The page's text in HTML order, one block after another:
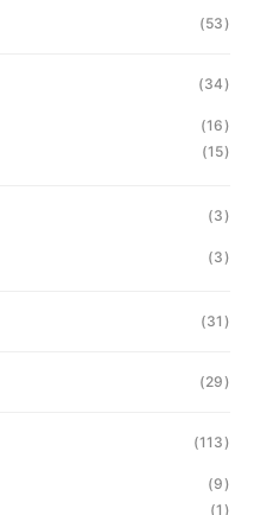
(53)
(34)
(16)
(15)
(3)
(3)
(31)
(29)
(113)
(9)
(1)